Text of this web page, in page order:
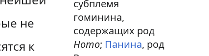
субплемя
гоминина,
содержащих род
Homo; Панина, род
не
к